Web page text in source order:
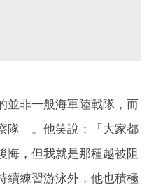
並非一般海軍陸戰隊，而
隊」。他笑說：「大家都
悔，但我就是那種越被阻
續練習游泳外，他也積極